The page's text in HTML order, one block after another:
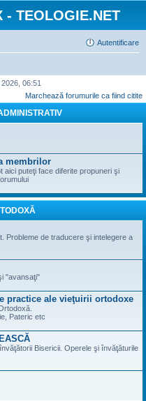
- TEOLOGIE.NET
Autentificare
06:51
Marchează forumurile ca fiind citite
membrilor
aici puteţi face diferite propuneri şi
Probleme de traducere şi intelegere a
"avansaţi"
practice ale vieţuirii ortodoxe
Pateric etc
Bisericii. Operele şi învăţăturile